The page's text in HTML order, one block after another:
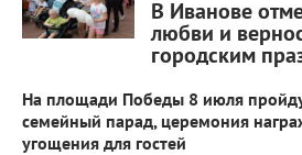
В Иванове
любви и
городским
На площади Победы 8 июля
семейный парад, церемония
угощения для гостей